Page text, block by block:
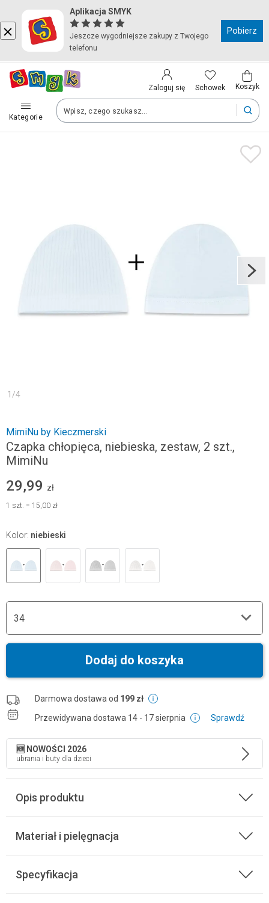
Aplikacja SMYK
Jeszcze wygodniejsze zakupy z Twojego
telefonu
Pobierz
Zaloguj się Schowek Koszyk
Kategorie
Kraj i język
Polska (Poland)
Twoje zamówienia dostarczymy na teren wybranego kraju.
Po zmianie kraju część produktów może zostać usunięta z
Zapisz
1 /4
MimiNu by Kieczmerski
Czapka chłopięca, niebieska, zestaw, 2 szt.,
MimiNu
29,99 zł
1 szt. = 15,00 zł
Kolor: niebieski
34
Dodaj do koszyka
Darmowa dostawa od 199 zł
Przewidywana dostawa 14 - 17 sierpnia Sprawdź
🆕 NOWOŚCI 2026
ubrania i buty dla dzieci
Opis produktu
Materiał i pielęgnacja
Specyfikacja